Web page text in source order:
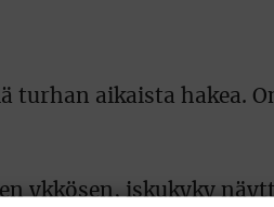
turhan aikaista hakea.
ykkösen, iskukyky